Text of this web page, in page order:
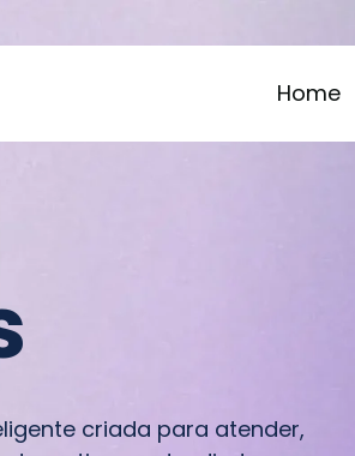
Home
criada para atender,